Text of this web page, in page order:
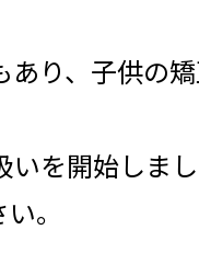
り、子供の
を開始しま
。